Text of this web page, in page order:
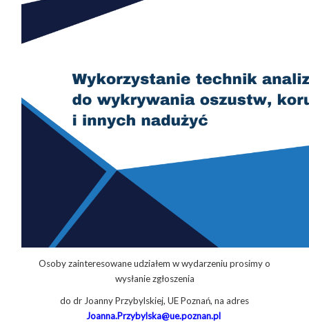
Osoby zainteresowane udziałem w wydarzeniu prosimy o
wysłanie zgłoszenia
do dr Joanny Przybylskiej, UE Poznań, na adres
Joanna.Przybylska@ue.poznan.pl